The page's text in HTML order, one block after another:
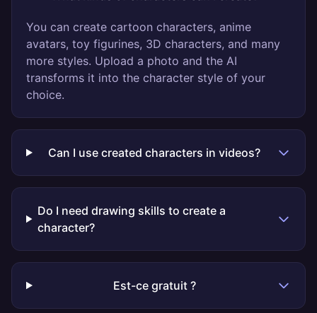
You can create cartoon characters, anime
avatars, toy figurines, 3D characters, and many
more styles. Upload a photo and the AI
transforms it into the character style of your
choice.
Can I use created characters in videos?
Do I need drawing skills to create a
character?
Est-ce gratuit ?